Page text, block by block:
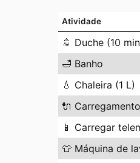
Atividade
🚿 Duche (10
🛁 Banho
💧 Chaleira (1 L)
🔌
📱 Carregar
👕 Máquina de